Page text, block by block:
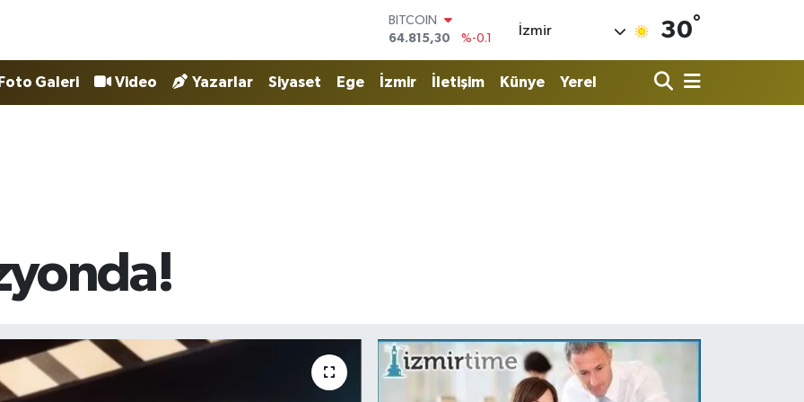
DOLAR
47,7436
%0.18
55,2510
%0.32
İzmir 30°
Foto Galeri Video Yazarlar Siyaset Ege İzmir İletişim Künye Yerel